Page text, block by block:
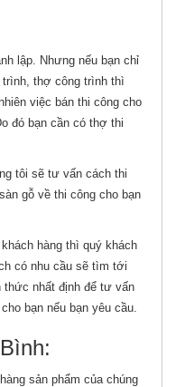
lập. Nhưng nếu bạn chỉ
thợ công trình thì
việc bán thi công cho
đó bạn cần có thợ thi
tôi sẽ tư vấn cách thi
gỗ về thi công cho bạn
hàng thì quý khách
có nhu cầu sẽ tìm tới
thức nhất định để tư vấn
bạn nếu bạn yêu cầu.
sản phẩm của chúng